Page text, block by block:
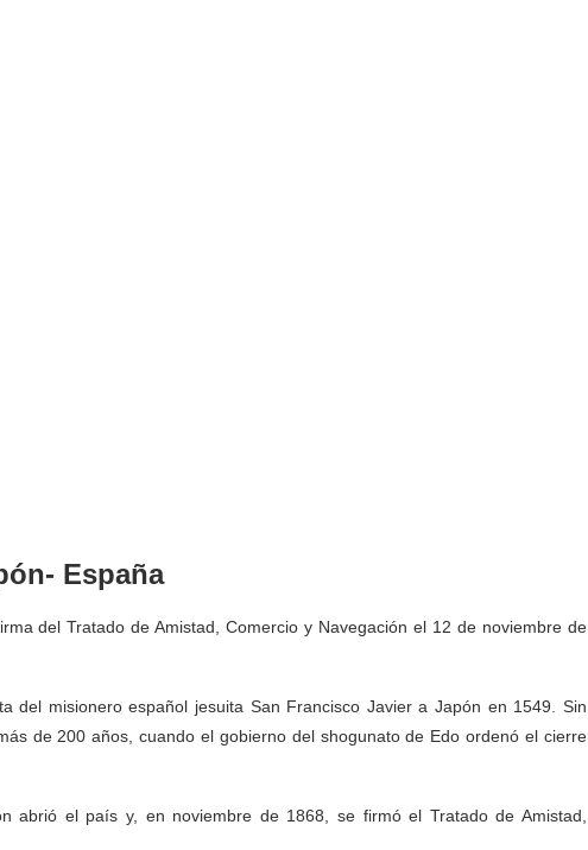
España
del Tratado de Amistad, Comercio y Navegación el 12 de noviembre de
del misionero español jesuita San Francisco Javier a Japón en 1549. Sin
de 200 años, cuando el gobierno del shogunato de Edo ordenó el cierre
abrió el país y, en noviembre de 1868, se firmó el Tratado de Amistad,